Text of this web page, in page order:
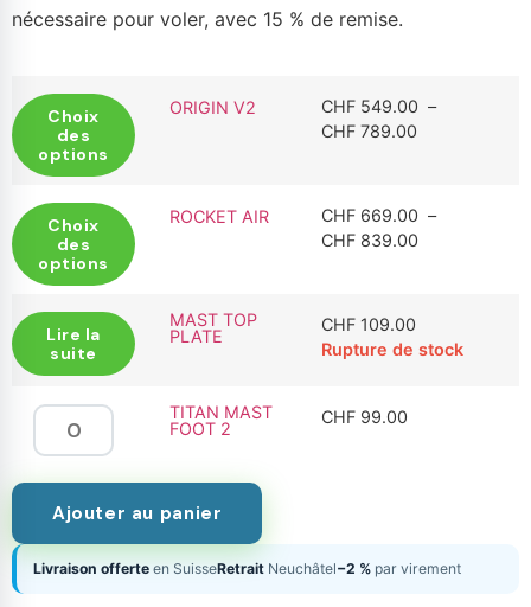
nécessaire pour voler, avec 15 % de remise.
Choix
des
options
ORIGIN V2 CHF 549.00 –
CHF 789.00
Choix
des
options
ROCKET AIR CHF 669.00 –
CHF 839.00
Lire la
suite
MAST TOP
PLATE
CHF 109.00
Rupture de stock
TITAN MAST
FOOT 2
CHF 99.00
Ajouter au panier
Livraison offerte en SuisseRetrait Neuchâtel−2 % par virement